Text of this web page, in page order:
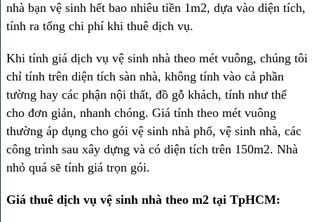
nhà bạn vệ sinh hết bao nhiêu tiền 1m2, dựa vào diện tích,
tính ra tổng chi phí khi thuê dịch vụ.
Khi tính giá dịch vụ vệ sinh nhà theo mét vuông, chúng tôi
chỉ tính trên diện tích sàn nhà, không tính vào cả phần
tường hay các phận nội thất, đồ gỗ khách, tính như thế
cho đơn giản, nhanh chóng. Giá tính theo mét vuông
thường áp dụng cho gói vệ sinh nhà phố, vệ sinh nhà, các
công trình sau xây dựng và có diện tích trên 150m2. Nhà
nhỏ quá sẽ tính giá trọn gói.
Giá thuê dịch vụ vệ sinh nhà theo m2 tại TpHCM: